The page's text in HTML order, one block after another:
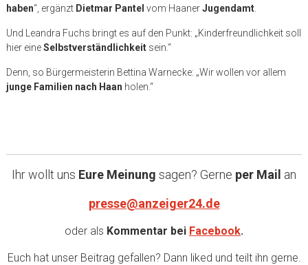
haben“, ergänzt Dietmar Pantel vom HaanerJugendamt.
Und Leandra Fuchs bringt es auf den Punkt: „Kinderfreundlichkeit soll
hier eineSelbstverständlichkeitsein.“
Denn, so Bürgermeisterin Bettina Warnecke: „Wir wollen vor allem
junge Familien nach Haan holen.“
Ihr wollt uns Eure Meinung sagen? Gerne per Mail an
presse@anzeiger24.de
oder als Kommentar bei Facebook.
Euch hat unser Beitrag gefallen? Dann liked und teilt ihn gerne.